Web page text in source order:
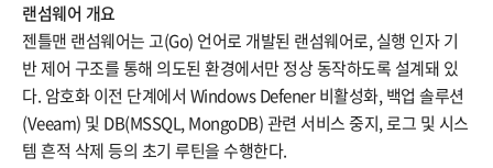
랜섬웨어 개요
젠틀맨 랜섬웨어는 고(Go) 언어로 개발된 랜섬웨어로, 실행 인자 기
반 제어 구조를 통해 의도된 환경에서만 정상 동작하도록 설계돼 있
다. 암호화 이전 단계에서 Windows Defener 비활성화, 백업 솔루션
(Veeam) 및 DB(MSSQL, MongoDB) 관련 서비스 중지, 로그 및 시스
템 흔적 삭제 등의 초기 루틴을 수행한다.